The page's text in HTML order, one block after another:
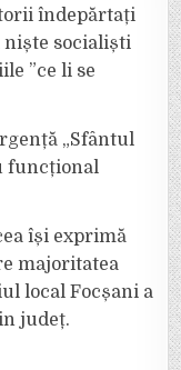
îndepărtați
niște socialiști
”ce li se
„Sfântul
funcțional
își exprimă
majoritatea
local Focșani a
județ.